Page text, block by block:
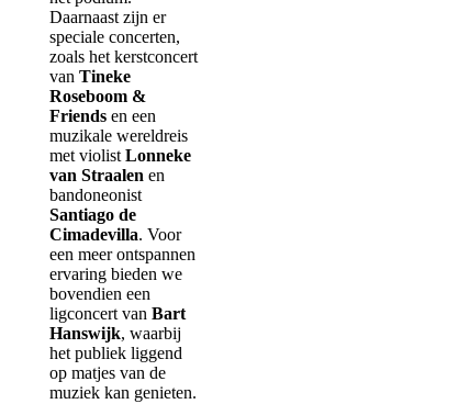
Daarnaast zijn er
speciale concerten,
zoals het kerstconcert
van Tineke
Roseboom &
Friends en een
muzikale wereldreis
met violist Lonneke
van Straalen en
bandoneonist
Santiago de
Cimadevilla. Voor
een meer ontspannen
ervaring bieden we
bovendien een
ligconcert van Bart
Hanswijk, waarbij
het publiek liggend
op matjes van de
muziek kan genieten.